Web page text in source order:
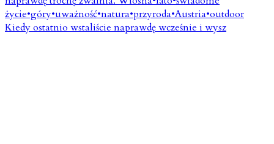
Kiedy ostatnio wstaliście naprawdę wcześnie i wysz